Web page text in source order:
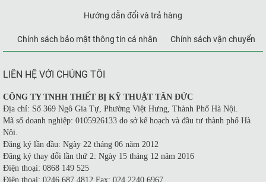
Hướng dẫn đổi và trả hàng
Chính sách bảo mật thông tin cá nhân Chính sách vận chuyển
LIÊN HỆ VỚI CHÚNG TÔI
CÔNG TY TNHH THIẾT BỊ KỸ THUẬT TÂN ĐỨC
Địa chỉ: Số 369 Ngô Gia Tự, Phường Việt Hưng, Thành Phố Hà Nội.
Mã số doanh nghiệp: 0105926133 do sở kế hoạch và đầu tư thành phố Hà
Nội.
Đăng ký lần đầu: Ngày 22 tháng 06 năm 2012
Đăng ký thay đổi lần thứ 2: Ngày 15 tháng 12 năm 2016
Điện thoại: 0868 149 525
Điện thoại: 0246 687 4812 Fax: 024 2240 6967